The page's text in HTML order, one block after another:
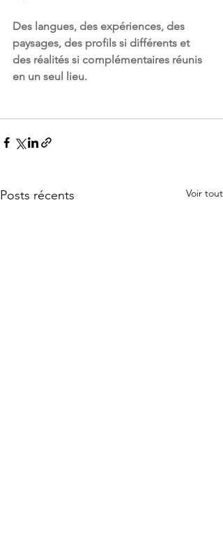
Des langues, des expériences, des
paysages, des profils si différents et
des réalités si complémentaires réunis
en un seul lieu.
Posts récents Voir tout